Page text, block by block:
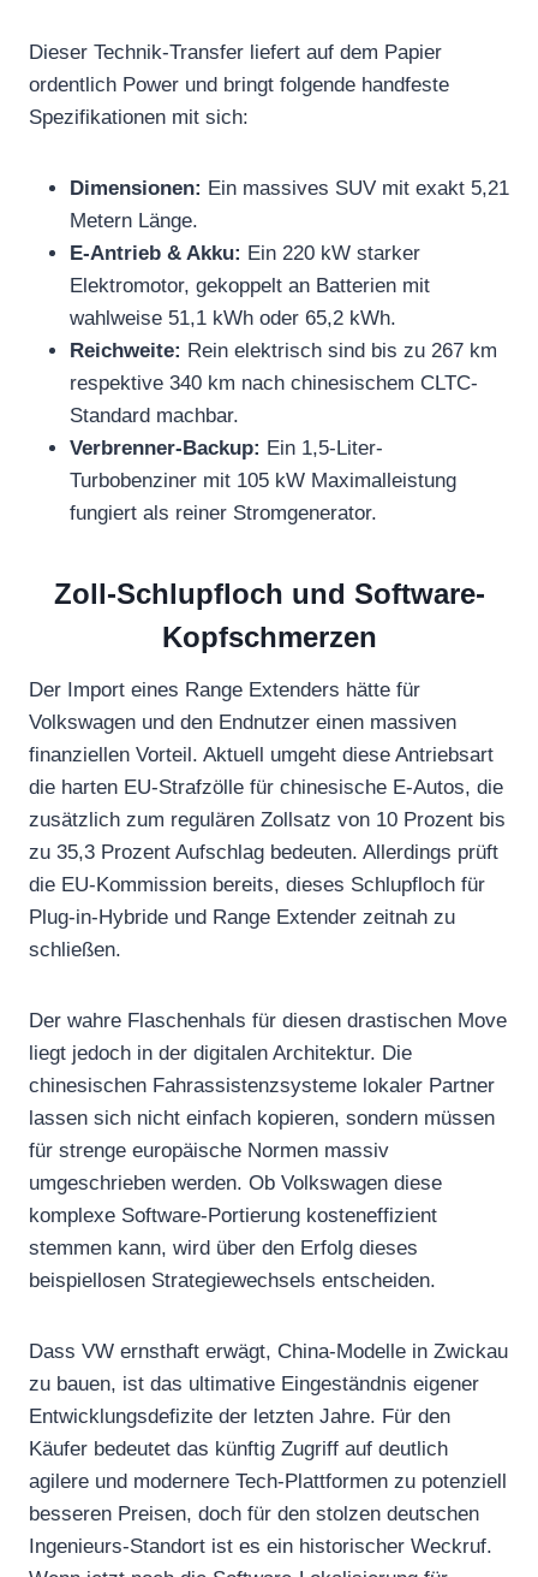
Dieser Technik-Transfer liefert auf dem Papier
ordentlich Power und bringt folgende handfeste
Spezifikationen mit sich:
Dimensionen: Ein massives SUV mit exakt 5,21
Metern Länge.
E-Antrieb & Akku: Ein 220 kW starker
Elektromotor, gekoppelt an Batterien mit
wahlweise 51,1 kWh oder 65,2 kWh.
Reichweite: Rein elektrisch sind bis zu 267 km
respektive 340 km nach chinesischem CLTC-
Standard machbar.
Verbrenner-Backup: Ein 1,5-Liter-
Turbobenziner mit 105 kW Maximalleistung
fungiert als reiner Stromgenerator.
Zoll-Schlupfloch und Software-
Kopfschmerzen
Der Import eines Range Extenders hätte für
Volkswagen und den Endnutzer einen massiven
finanziellen Vorteil. Aktuell umgeht diese Antriebsart
die harten EU-Strafzölle für chinesische E-Autos, die
zusätzlich zum regulären Zollsatz von 10 Prozent bis
zu 35,3 Prozent Aufschlag bedeuten. Allerdings prüft
die EU-Kommission bereits, dieses Schlupfloch für
Plug-in-Hybride und Range Extender zeitnah zu
schließen.
Der wahre Flaschenhals für diesen drastischen Move
liegt jedoch in der digitalen Architektur. Die
chinesischen Fahrassistenzsysteme lokaler Partner
lassen sich nicht einfach kopieren, sondern müssen
für strenge europäische Normen massiv
umgeschrieben werden. Ob Volkswagen diese
komplexe Software-Portierung kosteneffizient
stemmen kann, wird über den Erfolg dieses
beispiellosen Strategiewechsels entscheiden.
Dass VW ernsthaft erwägt, China-Modelle in Zwickau
zu bauen, ist das ultimative Eingeständnis eigener
Entwicklungsdefizite der letzten Jahre. Für den
Käufer bedeutet das künftig Zugriff auf deutlich
agilere und modernere Tech-Plattformen zu potenziell
besseren Preisen, doch für den stolzen deutschen
Ingenieurs-Standort ist es ein historischer Weckruf.